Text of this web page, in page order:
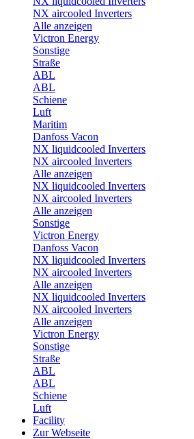
NX aircooled Inverters
Alle anzeigen
Victron Energy
Sonstige
Straße
ABL
ABL
Schiene
Luft
Maritim
Danfoss Vacon
NX liquidcooled Inverters
NX aircooled Inverters
Alle anzeigen
NX liquidcooled Inverters
NX aircooled Inverters
Alle anzeigen
Sonstige
Victron Energy
Danfoss Vacon
NX liquidcooled Inverters
NX aircooled Inverters
Alle anzeigen
NX liquidcooled Inverters
NX aircooled Inverters
Alle anzeigen
Victron Energy
Sonstige
Straße
ABL
ABL
Schiene
Luft
Facility
Zur Webseite